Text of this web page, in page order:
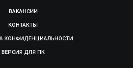
ВАКАНСИИ
КОНТАКТЫ
КОНФИДЕНЦИАЛЬНОСТИ
ВЕРСИЯ ДЛЯ ПК